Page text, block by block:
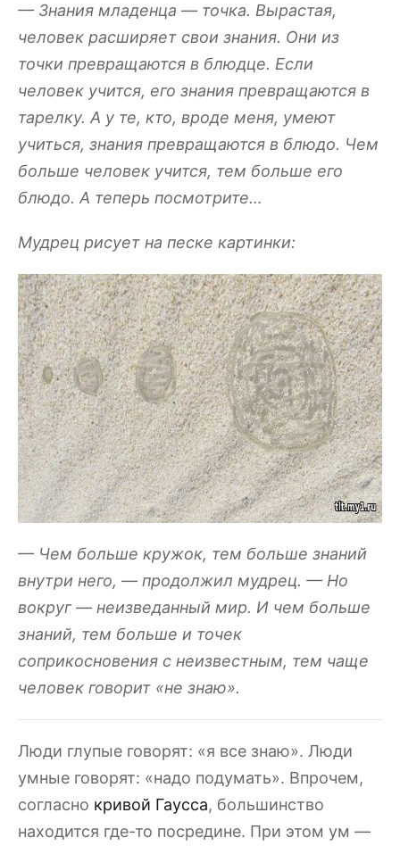
— Знания младенца — точка. Вырастая,
человек расширяет свои знания. Они из
точки превращаются в блюдце. Если
человек учится, его знания превращаются в
тарелку. А у те, кто, вроде меня, умеют
учиться, знания превращаются в блюдо. Чем
больше человек учится, тем больше его
блюдо. А теперь посмотрите…
Мудрец рисует на песке картинки:
— Чем больше кружок, тем больше знаний
внутри него, — продолжил мудрец. — Но
вокруг — неизведанный мир. И чем больше
знаний, тем больше и точек
соприкосновения с неизвестным, тем чаще
человек говорит «не знаю».
Люди глупые говорят: «я все знаю». Люди
умные говорят: «надо подумать». Впрочем,
согласно кривой Гаусса, большинство
находится где-то посредине. При этом ум —